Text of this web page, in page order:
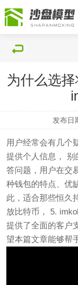
为什么选
发布日
用户经常会有几个
提供个人信息，
答问题，用户在交
种钱包的特点、优
此，适合那些恒久
放比特币， 5.
提供了全面的客户
望本篇文章能够帮